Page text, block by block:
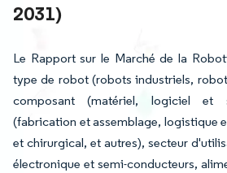
2031)
Le Rapport sur le Marché de la
type de robot (robots industriels,
composant (matériel, logiciel et
(fabrication et assemblage, logistique
et chirurgical, et autres), secteur
électronique et semi-conducteurs,